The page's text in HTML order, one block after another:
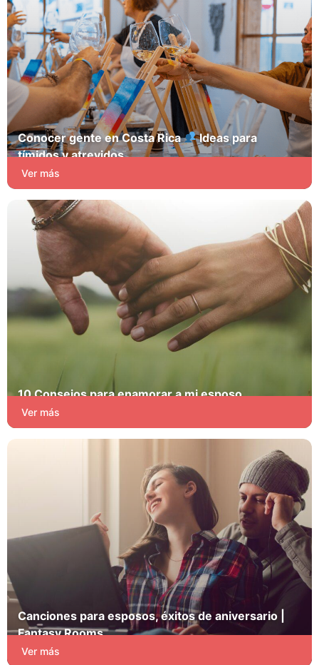
Conocer gente en Costa Rica
Ideas para
tímidos y atrevidos
Pasión y Juego
Ver más
10 Consejos para enamorar a mi esposo
Pasión y Juego
Ver más
Canciones para esposos, éxitos de aniversario |
Fantasy Rooms
Pasión y Juego
Ver más